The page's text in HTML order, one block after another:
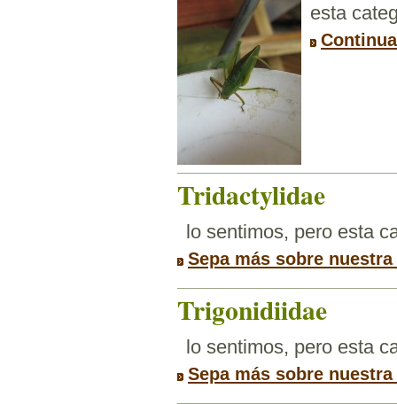
esta
Tridactylidae
lo sentimos, pero esta
Sepa más sobre
Trigonidiidae
lo sentimos, pero esta
Sepa más sobre